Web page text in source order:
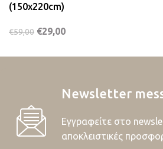
(150x220cm)
€59,00 €29,00
Newsletter
Εγγραφείτε στο
αποκλειστικές